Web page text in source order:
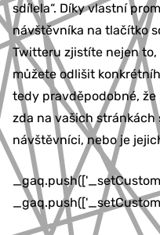
sdílela“. Díky vlastní
návštěvníka na tlačítko
Twitteru zjistíte nejen
můžete odlišit
tedy pravděpodobné,
zda na vašich
návštěvníci, nebo je